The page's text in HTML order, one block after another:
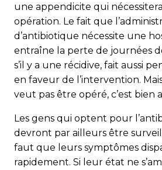
une appendicite qui
opération. Le fait que
d’antibiotique nécessite une
entraîne la perte de journées
s’il y a une récidive, fait aussi
en faveur de l’intervention.
veut pas être opéré, c’est bien
Les gens qui optent pour
devront par ailleurs être
faut que leurs symptômes
rapidement. Si leur état ne